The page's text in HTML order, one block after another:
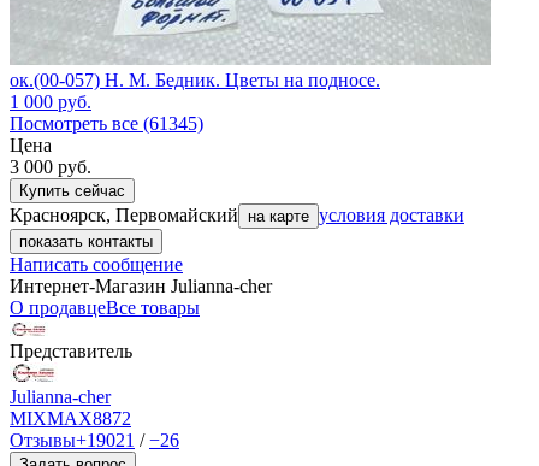
ок.(00-057) Н. М. Бедник. Цветы на подносе.
1 000 руб.
Посмотреть все (61345)
Цена
3 000 руб.
Купить сейчас
Красноярск, Первомайский на карте условия доставки
показать контакты
Написать сообщение
Интернет-Магазин Julianna-cher
О продавцеВсе товары
Представитель
Julianna-cher
MIXMAX8872
Отзывы+19021 /−26